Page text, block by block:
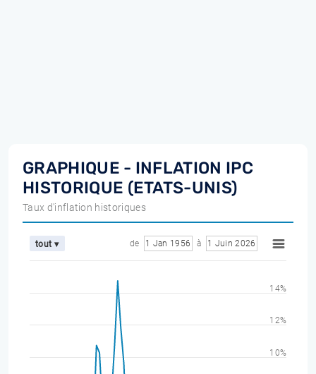
GRAPHIQUE - INFLATION IPC
HISTORIQUE (ETATS-UNIS)
Taux d'inflation historiques
tout ▾ de 1 Jan 1956 à 1 Juin 2026
10%
12%
14%